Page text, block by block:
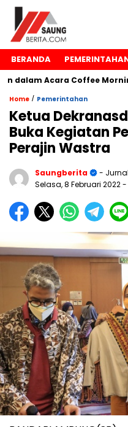
BERANDA
dalam Acara Coffee
Home / Pemerintahan
Ketua
Buka Kegiatan
Perajin Wastra
Saungberita
-
Selasa, 8 Februari 2022-